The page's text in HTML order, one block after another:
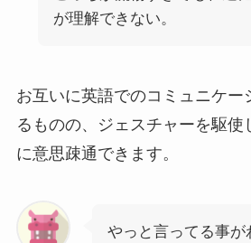
が理解できない。
お互いに英語でのコミュニケー
るものの、ジェスチャーを駆使
に意思疎通できます。
やっと言ってる事が